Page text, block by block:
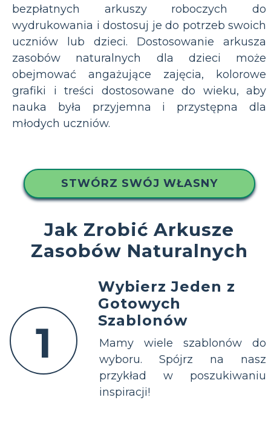
bezpłatnych arkuszy roboczych do
wydrukowania i dostosuj je do potrzeb swoich
uczniów lub dzieci. Dostosowanie arkusza
zasobów naturalnych dla dzieci może
obejmować angażujące zajęcia, kolorowe
grafiki i treści dostosowane do wieku, aby
nauka była przyjemna i przystępna dla
młodych uczniów.
STWÓRZ SWÓJ WŁASNY
Jak Zrobić Arkusze
Zasobów Naturalnych
1
Wybierz Jeden z
Gotowych
Szablonów
Mamy wiele szablonów do
wyboru. Spójrz na nasz
przykład w poszukiwaniu
inspiracji!